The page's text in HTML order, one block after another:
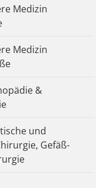
Medizin
Medizin
&
und
Gefäß-